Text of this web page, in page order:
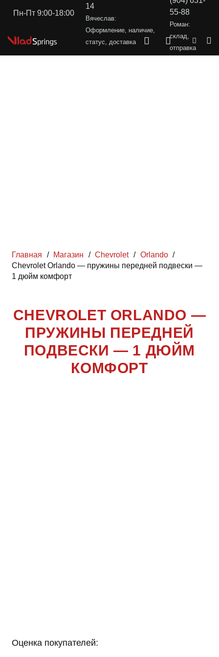
Пн-Пт 9:00-18:00
14
Вячеслав:
Оформление, наличие,
статус, доставка
55-88
Роман:
склад,
отправка
Главная / Магазин / Chevrolet / Orlando /
Chevrolet Orlando — пружины передней подвески —
1 дюйм комфорт
CHEVROLET ORLANDO —
ПРУЖИНЫ ПЕРЕДНЕЙ
ПОДВЕСКИ — 1 ДЮЙМ
КОМФОРТ
Оценка покупателей: